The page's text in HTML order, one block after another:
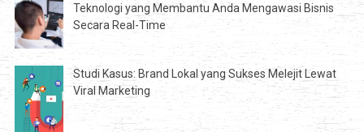
Teknologi yang Membantu Anda Mengawasi Bisnis
Secara Real-Time
Studi Kasus: Brand Lokal yang Sukses Melejit Lewat
Viral Marketing